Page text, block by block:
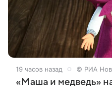
19 часов назад © РИА
«Маша и медведь»